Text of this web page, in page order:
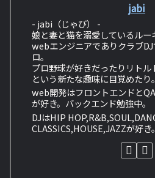
jabi
- jabi（じゃび） -
娘と妻と猫を溺愛しているルー
webエンジニアでありクラブ
ロ。
プロ野球が好きだったりリト
という新たな趣味に目覚めたり。
web開発はフロントエンドと
が好き。バックエンド勉強中。
DJはHIP
CLASSICS,HOUSE,JAZZが好き。